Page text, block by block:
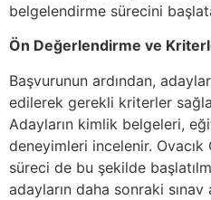
belgelendirme sürecini
Ön Değerlendirme ve
Başvurunun ardından,
edilerek gerekli kriterler
Adayların kimlik belgeleri,
deneyimleri incelenir. Ovacık
süreci de bu şekilde
adayların daha sonraki sınav